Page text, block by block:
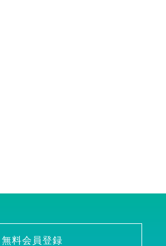
無料会員登録